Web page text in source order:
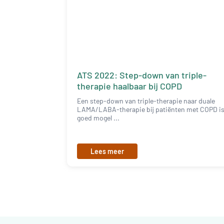
ATS 2022: Step-down van triple-
therapie haalbaar bij COPD
Een step-down van triple-therapie naar duale
LAMA/LABA-therapie bij patiënten met COPD
goed mogel ...
Lees meer